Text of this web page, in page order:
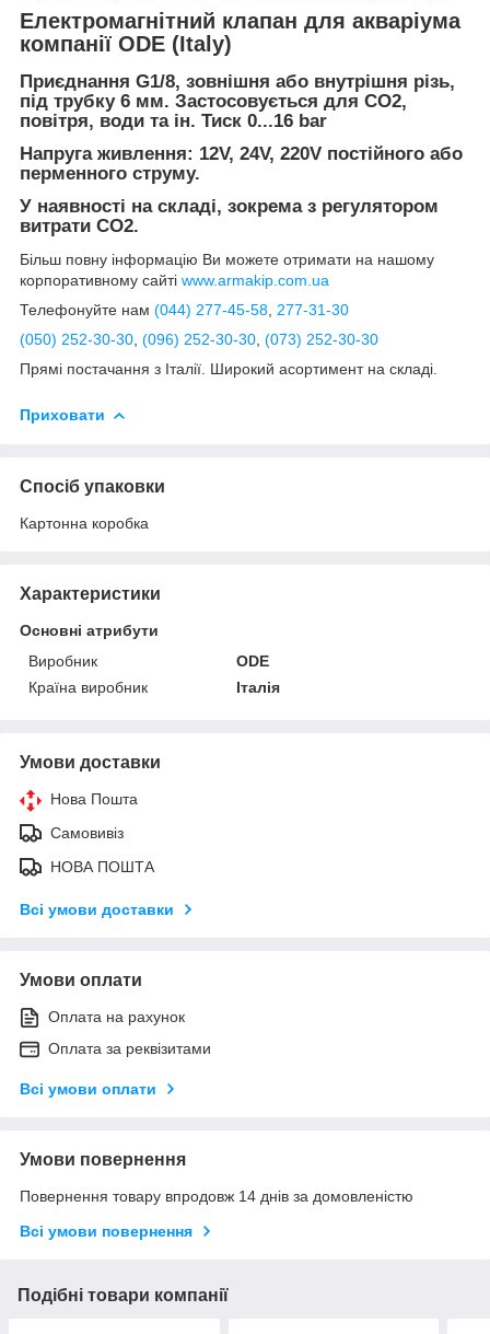
Електромагнітний клапан для акваріума
компанії ODE (Italy)
Приєднання G1/8, зовнішня або внутрішня різь,
під трубку 6 мм. Застосовується для СО2,
повітря, води та ін. Тиск 0...16 bar
Напруга живлення: 12V, 24V, 220V постійного або
перменного струму.
У наявності на складі, зокрема з регулятором
витрати СО2.
Більш повну інформацію Ви можете отримати на нашому
корпоративному сайті www.armakip.com.ua
Телефонуйте нам (044) 277-45-58 277-31-30
(050) 252-30-30 (096) 252-30-30 (073) 252-30-30
Прямі постачання з Італії. Широкий асортимент на складі.
Приховати
Спосіб упаковки
Картонна коробка
Характеристики
Основні атрибути
Виробник
ODE
Країна виробник
Італія
Умови доставки
Нова Пошта
Самовивіз
НОВА ПОШТА
Всі умови доставки
Умови оплати
Оплата на рахунок
Оплата за реквізитами
Всі умови оплати
Умови повернення
Повернення товару впродовж 14 днів за домовленістю
Всі умови повернення
Подібні товари компанії